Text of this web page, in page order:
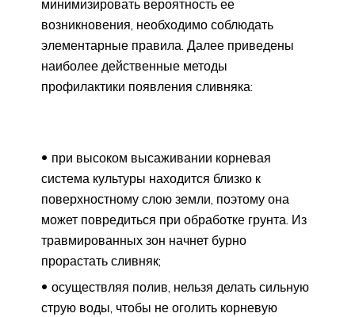
минимизировать вероятность ее
возникновения, необходимо соблюдать
элементарные правила. Далее приведены
наиболее действенные методы
профилактики появления сливняка:
при высоком высаживании корневая
система культуры находится близко к
поверхностному слою земли, поэтому она
может повредиться при обработке грунта. Из
травмированных зон начнет бурно
прорастать сливняк;
осуществляя полив, нельзя делать сильную
струю воды, чтобы не оголить корневую